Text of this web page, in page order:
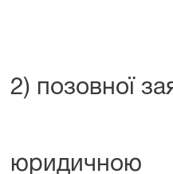
2) позовної
юридичною